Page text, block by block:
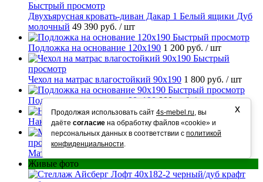
Быстрый просмотр
Двухъярусная кровать-диван Дакар 1 Белый ящики Дуб
молочный 49 390 руб. / шт
Быстрый просмотр
Подложка на основание 120х190 1 200 руб. / шт
Быстрый
просмотр
Чехол на матрас влагостойкий 90х190 1 800 руб. / шт
Быстрый просмотр
Подложка на основание 90х190 900 руб./ шт
Быстрый просмотр
Накладки на ступени 250 руб./ шт
Быстрый
просмотр
Матрас ортопедический Люкс 90х190
Живые фото
Продолжая использовать сайт 4s-mebel.ru, вы
даёте согласие на обработку файлов «cookie» и
персональных данных в соответствии с политикой
конфиденциальности.
х